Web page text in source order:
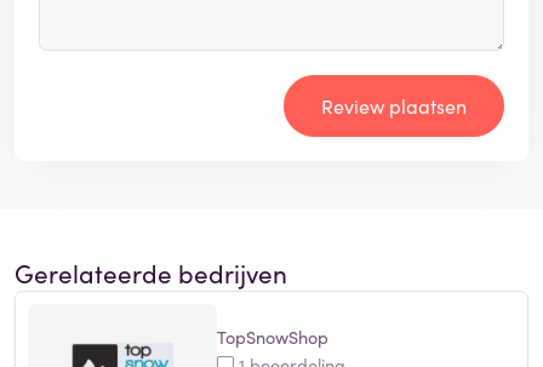
Review plaatsen
Gerelateerde bedrijven
TopSnowShop